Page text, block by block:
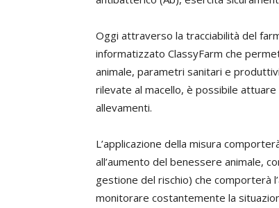
Oggi attraverso la tracciabilità del
informatizzato ClassyFarm che
animale, parametri sanitari e
rilevate al macello, è possibile attuare
allevamenti.
L’applicazione della misura
all’aumento del benessere animale,
gestione del rischio) che comporterà
monitorare costantemente la